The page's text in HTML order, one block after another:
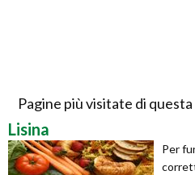
Pagine più visitate di
Lisina
Per